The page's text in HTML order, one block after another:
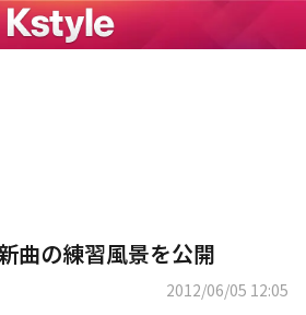
曲の練習風景を公開
2012/06/05 12:05